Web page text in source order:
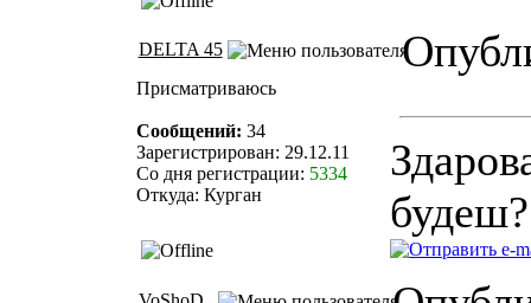
DELTA 45
Присматриваюсь
Сообщений: 34
Зарегистрирован: 29.12.11
Со дня регистрации: 5334
Откуда: Курган
будеш?